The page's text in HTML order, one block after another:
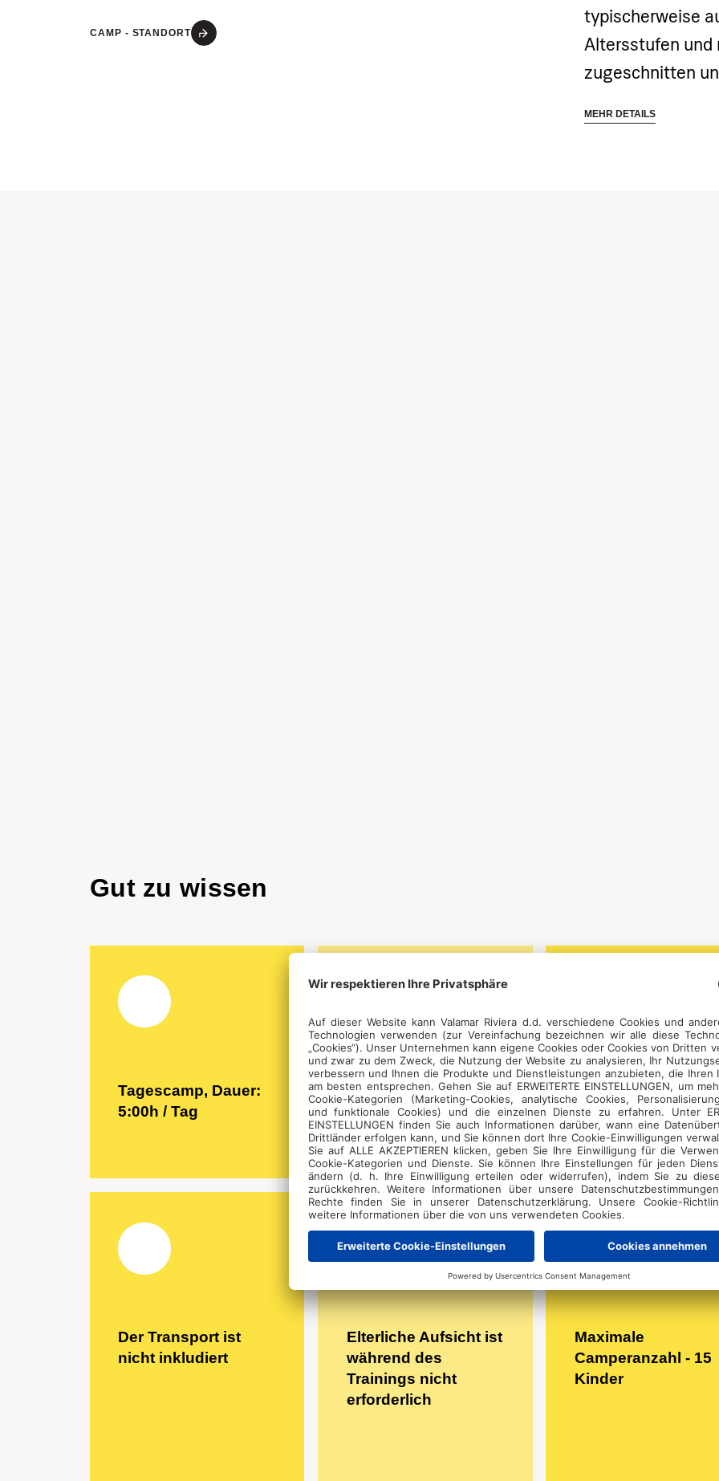
CAMP - STANDORT
typischerweise
Altersstufen und
zugeschnitten
motorische
Turnschuhe,
MEHR DETAILS
Gut zu wissen
Tagescamp, Dauer:
5:00h / Tag
Kroatisch, Englisch
Preis ohne
Unterkunft – 80 €
3 Tage.
Der Transport ist
nicht inkludiert
Elterliche Aufsicht ist
während des
Trainings nicht
erforderlich
Maximale
Camperanzahl - 15
Kinder